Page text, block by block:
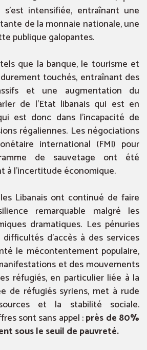
intensifiée, entraînant une
de la monnaie nationale, une
publique galopantes.
que la banque, le tourisme et
touchés, entraînant des
et une augmentation du
de l’Etat libanais qui est en
est donc dans l’incapacité de
régaliennes. Les négociations
international (FMI) pour
de sauvetage ont été
à l’incertitude économique.
Libanais ont continué de faire
remarquable malgré les
dramatiques. Les pénuries
d’accès à des services
le mécontentement populaire,
et des mouvements
réfugiés, en particulier liée à la
de réfugiés syriens, met à rude
et la stabilité sociale.
sont sans appel :près de 80%
sous le seuil de pauvreté.